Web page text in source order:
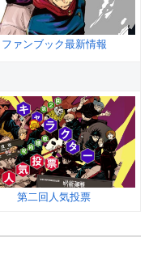
ファンブック最新情報
第二回人気投票